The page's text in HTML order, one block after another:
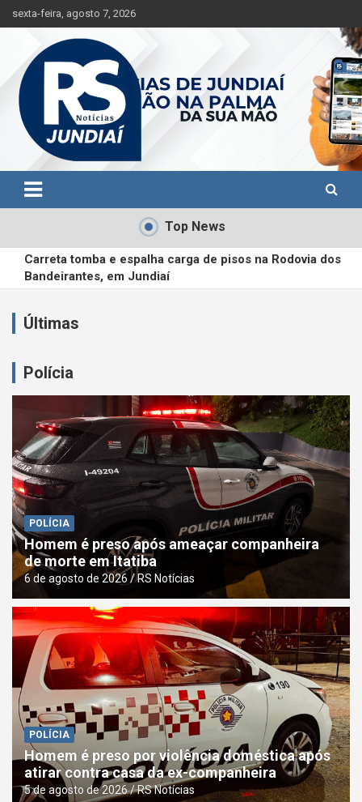
k
t
sexta-feira, agosto 7, 2026
RS Notícias Jundiaí
Jundiaí e região na palma da sua mão!
Top News
Carreta tomba e espalha carga de pisos na Rodovia dos
Bandeirantes, em Jundiaí
Jundiaí no dia 22
Ciclone bomba: Governo de SP espera ventania de até 100
km/h a partir desta quinta (06)
Motociclista morre e caminhoneiro fica ferido após
tombamento de carreta na Dom Gabriel
Últimas
Polícia
POLÍCIA
Homem é preso após ameaçar companheira
de morte em Itatiba
6 de agosto de 2026 RS Notícias
POLÍCIA
Homem é preso por violência doméstica após
atirar contra casa da ex-companheira
5 de agosto de 2026 RS Notícias